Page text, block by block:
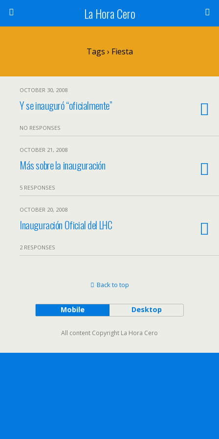
La Hora Cero
Tags › Fiesta
OCTOBER 30, 2008
Y se inauguró “oficialmente”
NO RESPONSES
OCTOBER 21, 2008
Más sobre la inauguración
5 RESPONSES
OCTOBER 20, 2008
Inauguración Oficial del LHC
2 RESPONSES
Back to top
Mobile Desktop
All content Copyright La Hora Cero